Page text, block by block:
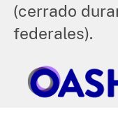
(cerrado
federales).